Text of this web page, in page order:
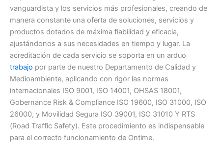
vanguardista y los servicios más profesionales, creando de
manera constante una oferta de soluciones, servicios y
productos dotados de máxima fiabilidad y eficacia,
ajustándonos a sus necesidades en tiempo y lugar. La
acreditación de cada servicio se soporta en un arduo
trabajo por parte de nuestro Departamento de Calidad y
Medioambiente, aplicando con rigor las normas
internacionales ISO 9001, ISO 14001, OHSAS 18001,
Gobernance Risk & Compliance ISO 19600, ISO 31000, ISO
26000, y Movilidad Segura ISO 39001, ISO 31010 Y RTS
(Road Traffic Safety). Este procedimiento es indispensable
para el correcto funcionamiento de Ontime.